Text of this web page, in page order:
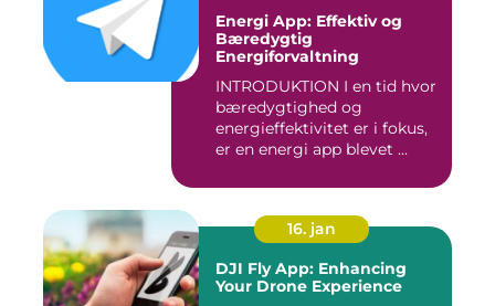
Energi App: Effektiv og
Bæredygtig
Energiforvaltning
INTRODUKTION I en tid hvor
bæredygtighed og
energieffektivitet er i fokus,
er en energi app blevet ...
16. jan
DJI Fly App: Enhancing
Your Drone Experience